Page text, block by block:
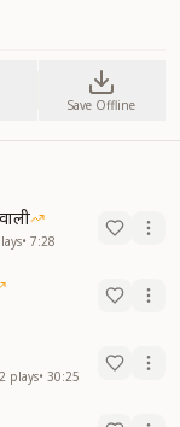
Save Offline
• 7:28
plays• 30:25